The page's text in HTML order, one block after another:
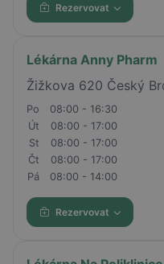
Rezervovat
Lékárna Anny Pharm
Žižkova 620 Český
Po
08:00 - 16:30
Út
08:00 - 17:00
St
08:00 - 17:00
Čt
08:00 - 17:00
Pá
08:00 - 14:00
Rezervovat